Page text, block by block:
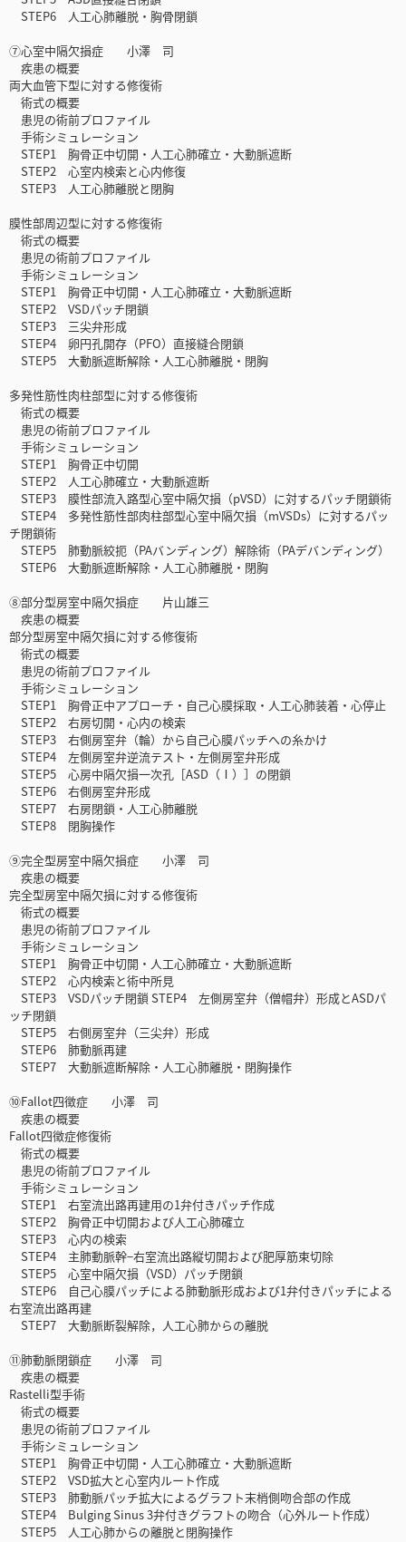
STEP6 人工心肺離脱・胸骨閉鎖
⑦心室中隔欠損症 小澤 司
疾患の概要
両大血管下型に対する修復術
術式の概要
患児の術前プロファイル
手術シミュレーション
STEP1 胸骨正中切開・人工心肺確立・大動脈遮断
STEP2 心室内検索と心内修復
STEP3 人工心肺離脱と閉胸
膜性部周辺型に対する修復術
術式の概要
患児の術前プロファイル
手術シミュレーション
STEP1 胸骨正中切開・人工心肺確立・大動脈遮断
STEP2 VSDパッチ閉鎖
STEP3 三尖弁形成
STEP4 卵円孔開存（PFO）直接縫合閉鎖
STEP5 大動脈遮断解除・人工心肺離脱・閉胸
多発性筋性肉柱部型に対する修復術
術式の概要
患児の術前プロファイル
手術シミュレーション
STEP1 胸骨正中切開
STEP2 人工心肺確立・大動脈遮断
STEP3 膜性部流入路型心室中隔欠損（pVSD）に対するパッチ閉鎖術
STEP4 多発性筋性部肉柱部型心室中隔欠損（mVSDs）に対するパッ
チ閉鎖術
STEP5 肺動脈絞扼（PAバンディング）解除術（PAデバンディング）
STEP6 大動脈遮断解除・人工心肺離脱・閉胸
⑧部分型房室中隔欠損症 片山雄三
疾患の概要
部分型房室中隔欠損に対する修復術
術式の概要
患児の術前プロファイル
手術シミュレーション
STEP1 胸骨正中アプローチ・自己心膜採取・人工心肺装着・心停止
STEP2 右房切開・心内の検索
STEP3 右側房室弁（輪）から自己心膜パッチへの糸かけ
STEP4 左側房室弁逆流テスト・左側房室弁形成
STEP5 心房中隔欠損一次孔［ASD（Ⅰ）］の閉鎖
STEP6 右側房室弁形成
STEP7 右房閉鎖・人工心肺離脱
STEP8 閉胸操作
⑨完全型房室中隔欠損症 小澤 司
疾患の概要
完全型房室中隔欠損に対する修復術
術式の概要
患児の術前プロファイル
手術シミュレーション
STEP1 胸骨正中切開・人工心肺確立・大動脈遮断
STEP2 心内検索と術中所見
STEP3 VSDパッチ閉鎖 STEP4 左側房室弁（僧帽弁）形成とASDパ
ッチ閉鎖
STEP5 右側房室弁（三尖弁）形成
STEP6 肺動脈再建
STEP7 大動脈遮断解除・人工心肺離脱・閉胸操作
⑩Fallot四徴症 小澤 司
疾患の概要
Fallot四徴症修復術
術式の概要
患児の術前プロファイル
手術シミュレーション
STEP1 右室流出路再建用の1弁付きパッチ作成
STEP2 胸骨正中切開および人工心肺確立
STEP3 心内の検索
STEP4 主肺動脈幹−右室流出路縦切開および肥厚筋束切除
STEP5 心室中隔欠損（VSD）パッチ閉鎖
STEP6 自己心膜パッチによる肺動脈形成および1弁付きパッチによる
右室流出路再建
STEP7 大動脈断裂解除，人工心肺からの離脱
⑪肺動脈閉鎖症 小澤 司
疾患の概要
Rastelli型手術
術式の概要
患児の術前プロファイル
手術シミュレーション
STEP1 胸骨正中切開・人工心肺確立・大動脈遮断
STEP2 VSD拡大と心室内ルート作成
STEP3 肺動脈パッチ拡大によるグラフト末梢側吻合部の作成
STEP4 Bulging Sinus 3弁付きグラフトの吻合（心外ルート作成）
STEP5 人工心肺からの離脱と閉胸操作